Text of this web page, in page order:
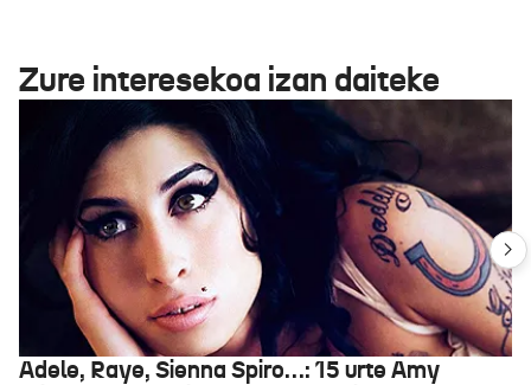
Zure interesekoa izan daiteke
Adele, Raye, Sienna Spiro…: 15 urte Amy